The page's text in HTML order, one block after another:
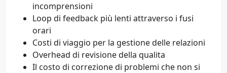
incomprensioni
Loop di feedback più lenti attraverso i fusi
orari
Costi di viaggio per la gestione delle relazioni
Overhead di revisione della qualita
Il costo di correzione di problemi che non si